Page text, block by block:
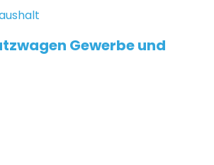
Gewerbe und